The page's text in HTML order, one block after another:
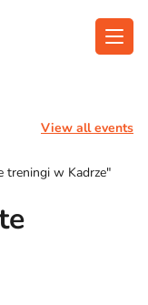
View all events
treningi w Kadrze"